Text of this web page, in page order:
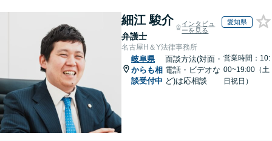
細江 駿介
弁護士
インタビュ
ーを見る
愛知県
名古屋H＆Y法律事務所
岐阜県
からも相
談受付中
面談方法(対面・
電話・ビデオな
ど)は応相談
営業時間：10:
00~19:00（土
日祝日）